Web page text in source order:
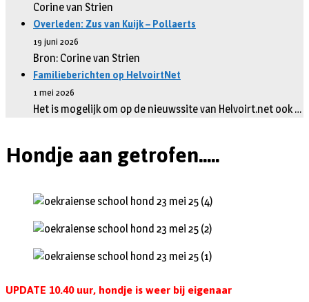
Corine van Strien
Overleden: Zus van Kuijk – Pollaerts
19 juni 2026
Bron: Corine van Strien
Familieberichten op HelvoirtNet
1 mei 2026
Het is mogelijk om op de nieuwssite van Helvoirt.net ook …
Hondje aan getrofen.....
UPDATE 10.40 uur, hondje is weer bij eigenaar